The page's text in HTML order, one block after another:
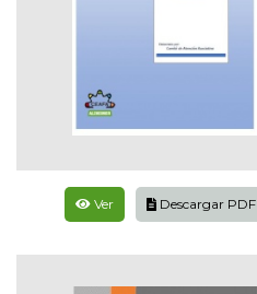
Ver Descargar PDF